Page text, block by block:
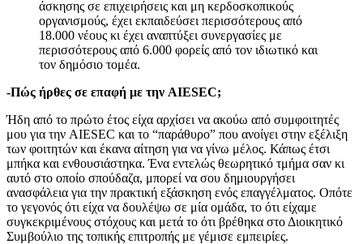
άσκησης σε επιχειρήσεις και μη κερδοσκοπικούς
οργανισμούς, έχει εκπαιδεύσει περισσότερους από
18.000 νέους κι έχει αναπτύξει συνεργασίες με
περισσότερους από 6.000 φορείς από τον ιδιωτικό και
τον δημόσιο τομέα.
-Πώς ήρθες σε επαφή με την AIESEC;
Ήδη από το πρώτο έτος είχα αρχίσει να ακούω από συμφοιτητές
μου για την AIESEC και το “παράθυρο” που ανοίγει στην εξέλιξη
των φοιτητών και έκανα αίτηση για να γίνω μέλος. Κάπως έτσι
μπήκα και ενθουσιάστηκα. Ένα εντελώς θεωρητικό τμήμα σαν κι
αυτό στο οποίο σπούδαζα, μπορεί να σου δημιουργήσει
ανασφάλεια για την πρακτική εξάσκηση ενός επαγγέλματος. Οπότε
το γεγονός ότι είχα να δουλέψω σε μία ομάδα, το ότι είχαμε
συγκεκριμένους στόχους και μετά το ότι βρέθηκα στο Διοικητικό
Συμβούλιο της τοπικής επιτροπής με γέμισε εμπειρίες.